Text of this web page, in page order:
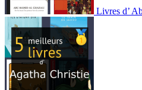
Livres d’